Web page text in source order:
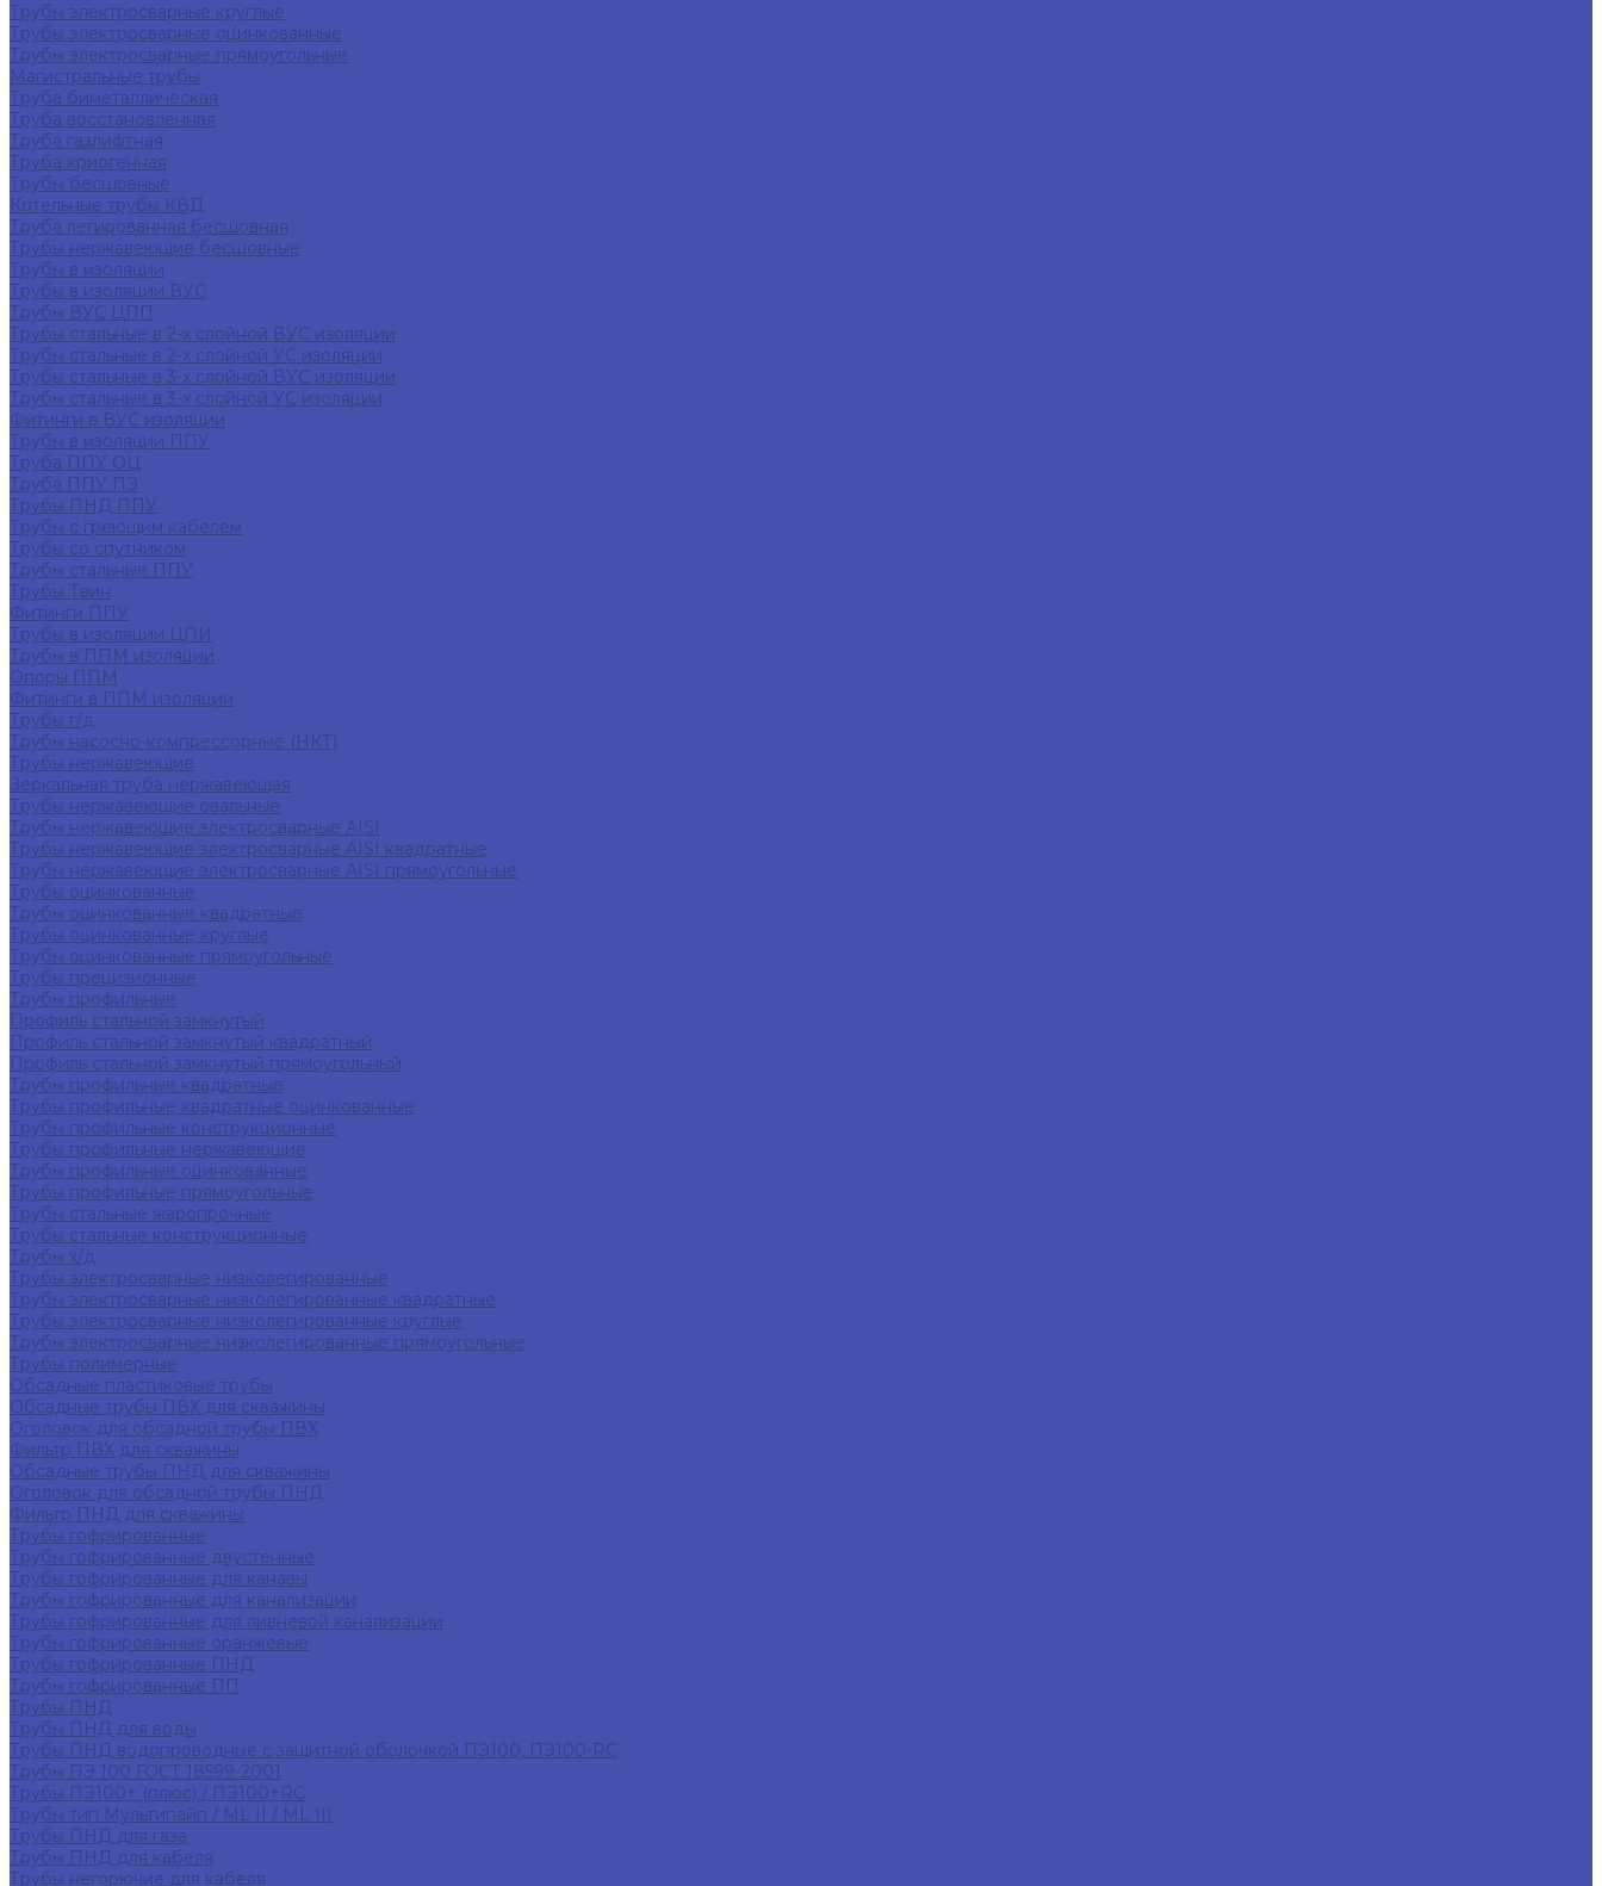
Трубы электросварные круглые
Трубы электросварные оцинкованные
Трубы электросварные прямоугольные
Магистральные трубы
Труба биметаллическая
Труба восстановленная
Труба газлифтная
Труба криогенная
Трубы бесшовные
Котельные трубы КВД
Труба легированная бесшовная
Трубы нержавеющие бесшовные
Трубы в изоляции
Трубы в изоляции ВУС
Трубы ВУС ЦПП
Трубы стальные в 2-х слойной ВУС изоляции
Трубы стальные в 2-х слойной УС изоляции
Трубы стальные в 3-х слойной ВУС изоляции
Трубы стальные в 3-х слойной УС изоляции
Фитинги в ВУС изоляции
Трубы в изоляции ППУ
Труба ППУ ОЦ
Труба ППУ ПЭ
Трубы ПНД ППУ
Трубы с греющим кабелем
Трубы со спутником
Трубы стальные ППУ
Трубы Твин
Фитинги ППУ
Трубы в изоляции ЦПИ
Трубы в ППМ изоляции
Опоры ППМ
Фитинги в ППМ изоляции
Трубы г/д
Трубы насосно-компрессорные (НКТ)
Трубы нержавеющие
Зеркальная труба нержавеющая
Трубы нержавеющие овальные
Трубы нержавеющие электросварные AISI
Трубы нержавеющие электросварные AISI квадратные
Трубы нержавеющие электросварные AISI прямоугольные
Трубы оцинкованные
Трубы оцинкованные квадратные
Трубы оцинкованные круглые
Трубы оцинкованные прямоугольные
Трубы прецизионные
Трубы профильные
Профиль стальной замкнутый
Профиль стальной замкнутый квадратный
Профиль стальной замкнутый прямоугольный
Трубы профильные квадратные
Трубы профильные квадратные оцинкованные
Трубы профильные конструкционные
Трубы профильные нержавеющие
Трубы профильные оцинкованные
Трубы профильные прямоугольные
Трубы стальные жаропрочные
Трубы стальные конструкционные
Трубы х/д
Трубы электросварные низколегированные
Трубы электросварные низколегированные квадратные
Трубы электросварные низколегированные круглые
Трубы электросварные низколегированные прямоугольные
Трубы полимерные
Обсадные пластиковые трубы
Обсадные трубы ПВХ для скважины
Оголовок для обсадной трубы ПВХ
Фильтр ПВХ для скважины
Обсадные трубы ПНД для скважины
Оголовок для обсадной трубы ПНД
Фильтр ПНД для скважины
Трубы гофрированные
Трубы гофрированные двустенные
Трубы гофрированные для канавы
Трубы гофрированные для канализации
Трубы гофрированные для ливневой канализации
Трубы гофрированные оранжевые
Трубы гофрированные ПНД
Трубы гофрированные ПП
Трубы ПНД
Трубы ПНД для воды
Трубы ПНД водопроводные с защитной оболочкой ПЭ100, ПЭ100-RC
Трубы ПЭ 100 ГОСТ 18599-2001
Трубы ПЭ100+ (плюс) / ПЭ100+RC
Трубы тип Мультипайп / ML II / ML III
Трубы ПНД для газа
Трубы ПНД для кабеля
Трубы негорючие для кабеля